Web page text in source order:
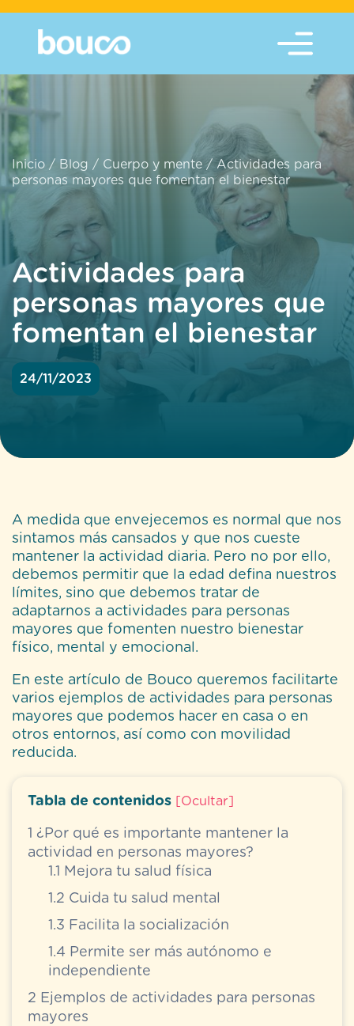
Inicio / Blog / Cuerpo y mente / Actividades para
personas mayores que fomentan el bienestar
Actividades para
personas mayores que
fomentan el bienestar
24/11/2023
A medida que envejecemos es normal que nos
sintamos más cansados y que nos cueste
mantener la actividad diaria. Pero no por ello,
debemos permitir que la edad defina nuestros
límites, sino que debemos tratar de
adaptarnos a actividades para personas
mayores que fomenten nuestro bienestar
físico, mental y emocional.
En este artículo de Bouco queremos facilitarte
varios ejemplos de actividades para personas
mayores que podemos hacer en casa o en
otros entornos, así como con movilidad
reducida.
Tabla de contenidos Ocultar
1 ¿Por qué es importante mantener la
actividad en personas mayores?
1.1 Mejora tu salud física
1.2 Cuida tu salud mental
1.3 Facilita la socialización
1.4 Permite ser más autónomo e
independiente
2 Ejemplos de actividades para personas
mayores